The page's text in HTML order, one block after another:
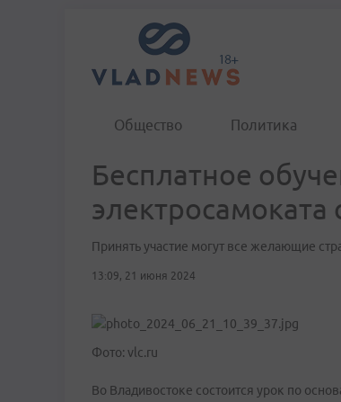
Общество Политика
Бесплатное
электросамоката
Принять участие могут все желающие
13:09, 21 июня 2024
Фото: vlc.ru
Во Владивостоке состоится урок по